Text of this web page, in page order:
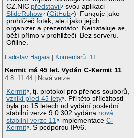
CZ.NIC představil
svou aplikaci
SlideRshow
(GitHub ). Funguje jako
prohlížeč fotek, ale i jako jejich
organizér a prezentátor. Neinstaluje se,
běží přímo v prohlížeči. Bez serveru.
Offline.
Ladislav Hagara| Komentářů: 11
Kermit má 45 let. Vydán C-Kermit 11
4.8. 11:44 | Nová verze
Kermit , tj. protokol pro přenos souborů,
vznikl před 45 lety . Při této příležitosti
byla po 15 letech od vydání poslední
stabilní verze 9.0.302 vydána nová
stabilní verze 11
implementaceC-
Kermit . S podporou IPv6.